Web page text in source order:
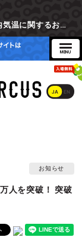
【重要】東京ミステリーサーカスの館内気温に関するお詫びとご参加辞退時の返金対応について
JA EN
お知らせ
人を突破！ 突破